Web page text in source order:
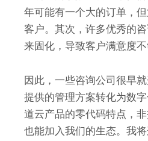
年可能有一个大的订单，
客户。其次，许多优秀的
来固化，导致客户满意度不
因此，一些咨询公司很早
提供的管理方案转化为数
道云产品的零代码特点，
也能加入我们的生态。我